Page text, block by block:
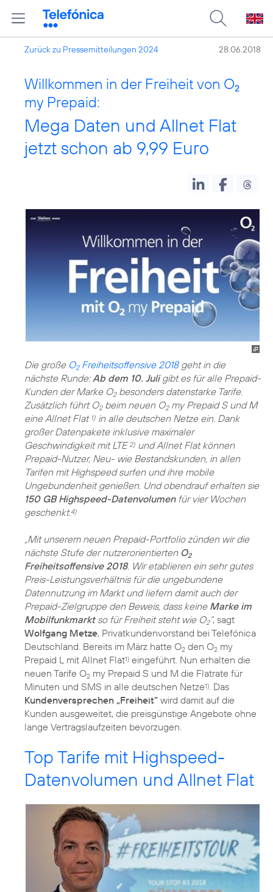
Zurück zu Pressemitteilungen 2024 28.06.2018
Willkommen in der Freiheit von O2
my Prepaid:
Mega Daten und Allnet Flat
jetzt schon ab 9,99 Euro
Die große O2Freiheitsoffensive 2018geht in die
nächste Runde:Ab dem 10. Juligibt es für alle Prepaid-
Kunden der Marke O2besonders datenstarke Tarife.
Zusätzlich führt O2beim neuen O2my Prepaid S und M
eine Allnet Flat 1) in alle deutschen Netze ein. Dank
großer Datenpakete inklusive maximaler
Geschwindigkeit mit LTE 2) und Allnet Flat können
Prepaid-Nutzer, Neu- wie Bestandskunden, in allen
Tarifen mit Highspeed surfen und ihre mobile
Ungebundenheit genießen. Und obendrauf erhalten sie
150 GB Highspeed-Datenvolumenfür vier Wochen
geschenkt.4)
„Mit unserem neuen Prepaid-Portfolio zünden wir die
nächste Stufe der nutzerorientierten O2
Freiheitsoffensive 2018. Wir etablieren ein sehr gutes
Preis-Leistungsverhältnis für die ungebundene
Datennutzung im Markt und liefern damit auch der
Prepaid-Zielgruppe den Beweis, dass keine Marke im
Mobilfunkmarktso für Freiheit steht wie O2“, sagt
Wolfgang Metze, Privatkundenvorstand bei Telefónica
Deutschland. Bereits im März hatte O2 den O2 my
Prepaid L mit Allnet Flat1) eingeführt. Nun erhalten die
neuen Tarife O2 my Prepaid S und M die Flatrate für
Minuten und SMS in alle deutschen Netze1) . Das
Kundenversprechen „Freiheit“ wird damit auf die
Kunden ausgeweitet, die preisgünstige Angebote ohne
lange Vertragslaufzeiten bevorzugen.
Top Tarife mit Highspeed-
Datenvolumen und Allnet Flat